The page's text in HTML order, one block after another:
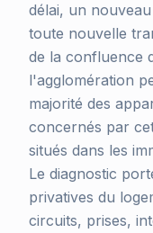
délai, un
toute nouvelle
de la confluence
l'agglomération
majorité des
concernés par
situés dans les
Le diagnostic
privatives du
circuits, prises,